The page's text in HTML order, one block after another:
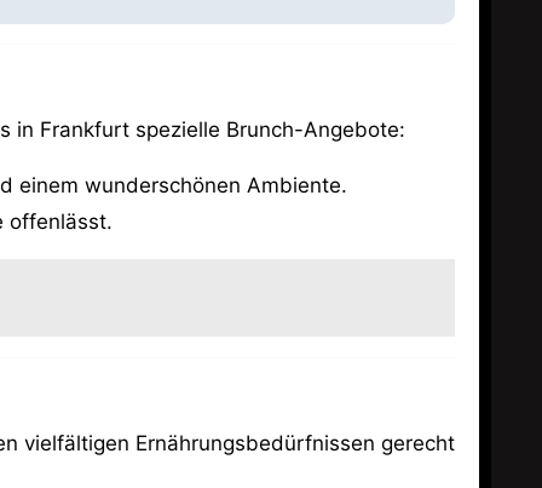
in Frankfurt spezielle Brunch-Angebote:
einem wunderschönen Ambiente.
offenlässt.
vielfältigen Ernährungsbedürfnissen gerecht